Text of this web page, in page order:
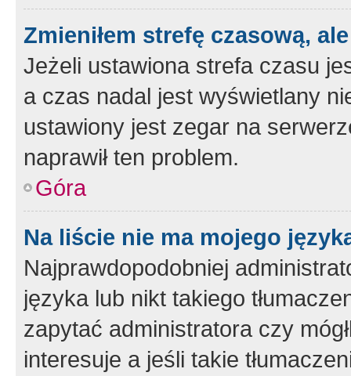
Zmieniłem strefę czasową,
Jeżeli ustawiona strefa czasu
a czas nadal jest wyświetlany
ustawiony jest zegar na
naprawił ten problem.
Góra
Na liście nie ma mojego
Najprawdopodobniej
języka lub nikt takiego
zapytać administratora czy
interesuje a jeśli takie